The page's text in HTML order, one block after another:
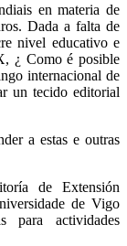
en materia de
Dada a falta de
nivel educativo e
¿ Como é posible
internacional de
un tecido editorial
a estas e outras
de Extensión
de Vigo
para actividades